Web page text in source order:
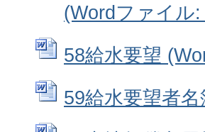
(Wordファイル
58給水要望
59給水要望者